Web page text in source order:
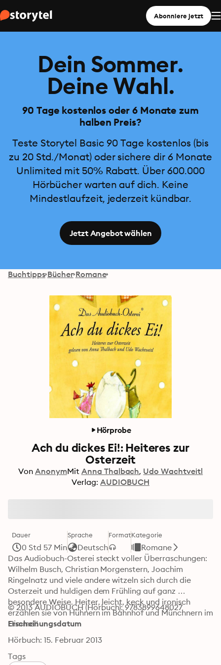
Abonniere jetzt
Dein Sommer.
Deine Wahl.
90 Tage kostenlos oder 6 Monate zum
halben Preis?
Teste Storytel Basic 90 Tage kostenlos (bis
zu 20 Std./Monat) oder sichere dir 6 Monate
Unlimited mit 50% Rabatt. Über 600.000
Hörbücher warten auf dich. Keine
Mindestlaufzeit, jederzeit kündbar.
Jetzt Angebot wählen
Buchtipps Bücher Romane
Hörprobe
Ach du dickes Ei!: Heiteres zur
Osterzeit
Von AnonymMit Anna Thalbach Udo Wachtveitl
Verlag: AUDIOBUCH
Dauer
0 Std 57 Min
Sprache
Deutsch
FormatKategorie
Romane
Das Audiobuch-Osterei steckt voller Überraschungen:
Wilhelm Busch, Christian Morgenstern, Joachim
Ringelnatz und viele andere witzeln sich durch die
Osterzeit und huldigen dem Frühling auf ganz
besondere Weise. Heiter, leicht, keck und ironisch
erzählen sie von Hühnern im Bahnhof und Münchnern im
Himmel!
© 2013 AUDIOBUCH (Hörbuch): 9783899648027
Erscheinungsdatum
Hörbuch: 15. Februar 2013
Tags